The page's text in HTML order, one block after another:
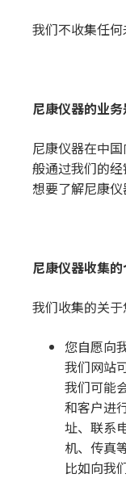
我们不收集任
尼康仪器的业务
尼康仪器在中
般通过我们的经
想要了解尼康
尼康仪器收集
我们收集的关于
您自愿向
我们网站
我们可能
和客户进
址、联系
机、传真
比如向我